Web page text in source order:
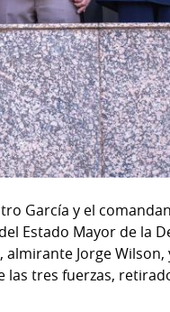
García y el
Estado Mayor de la
Jorge Wilson,
las tres fuerzas,